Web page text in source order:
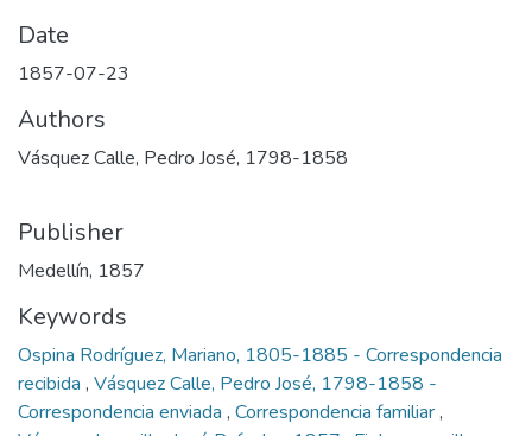
Date
1857-07-23
Authors
Vásquez Calle, Pedro José, 1798-1858
Publisher
Medellín, 1857
Keywords
Ospina Rodríguez, Mariano, 1805-1885 - Correspondencia
recibida , Vásquez Calle, Pedro José, 1798-1858 -
Correspondencia enviada , Correspondencia familiar,